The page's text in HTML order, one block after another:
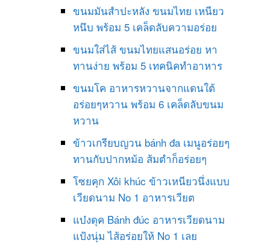
ขนมมันสำปะหลัง ขนมไทย เหนียว
หนึบ พร้อม 5 เคล็ดลับความอร่อย
ขนมใส่ไส้ ขนมไทยแสนอร่อย หา
ทานง่าย พร้อม 5 เทคนิคทำอาหาร
ขนมโค อาหารหวานจากแดนใต้
อร่อยๆหวาน พร้อม 6 เคล็ดลับขนม
หวาน
ข้าวเกรียบญวน bánh đa เมนูอร่อยๆ
ทานกับปากหม้อ ส้มตำก็อร่อยๆ
โซยคุก Xôi khúc ข้าวเหนียวนึ่งแบบ
เวียดนาม No 1 อาหารเวียต
แบ๋งดุค Bánh đúc อาหารเวียดนาม
แป้งนุ่ม ไส้อร่อยให้ No 1 เลย